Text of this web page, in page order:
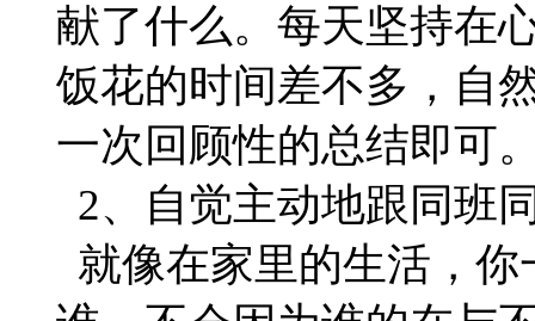
献了什么。每天坚持在
饭花的时间差不多，自
一次回顾性的总结即可
2、自觉主动地跟同班
就像在家里的生活，